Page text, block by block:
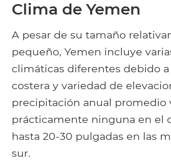
Clima de Yemen
A pesar de su tamaño
pequeño, Yemen incluye
climáticas diferentes debido
costera y variedad de
precipitación anual promedio
prácticamente ninguna en el
hasta 20-30 pulgadas en las
sur.